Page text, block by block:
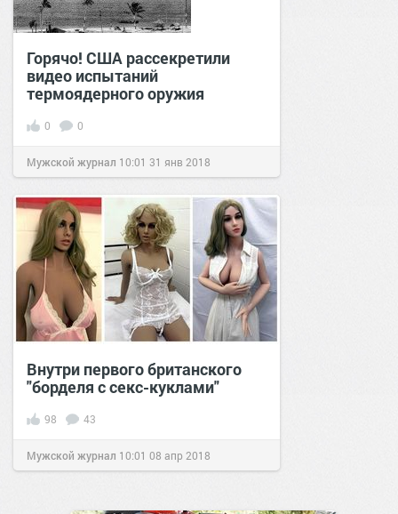
Горячо! США рассекретили
видео испытаний
термоядерного оружия
0 0
Мужской журнал 10:01 31 янв 2018
Внутри первого британского
"борделя с секс-куклами"
98 43
Мужской журнал 10:01 08 апр 2018